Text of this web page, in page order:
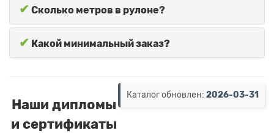
✔ Сколько метров в рулоне?
✔ Какой минимальный заказ?
Каталог обновлен: 2026-03-31
Наши дипломы
и сертификаты